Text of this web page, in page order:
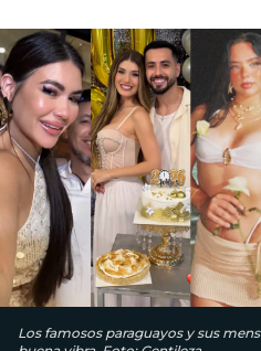
Los famosos paraguayos y sus